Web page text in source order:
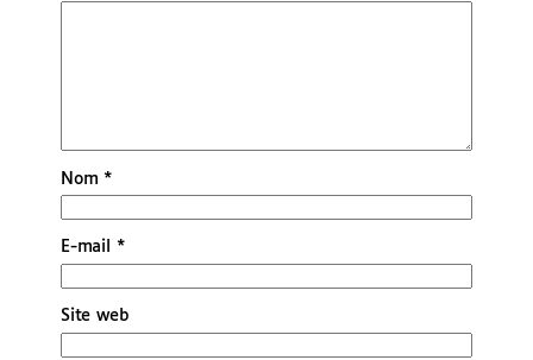
Nom*
E-mail*
Site web